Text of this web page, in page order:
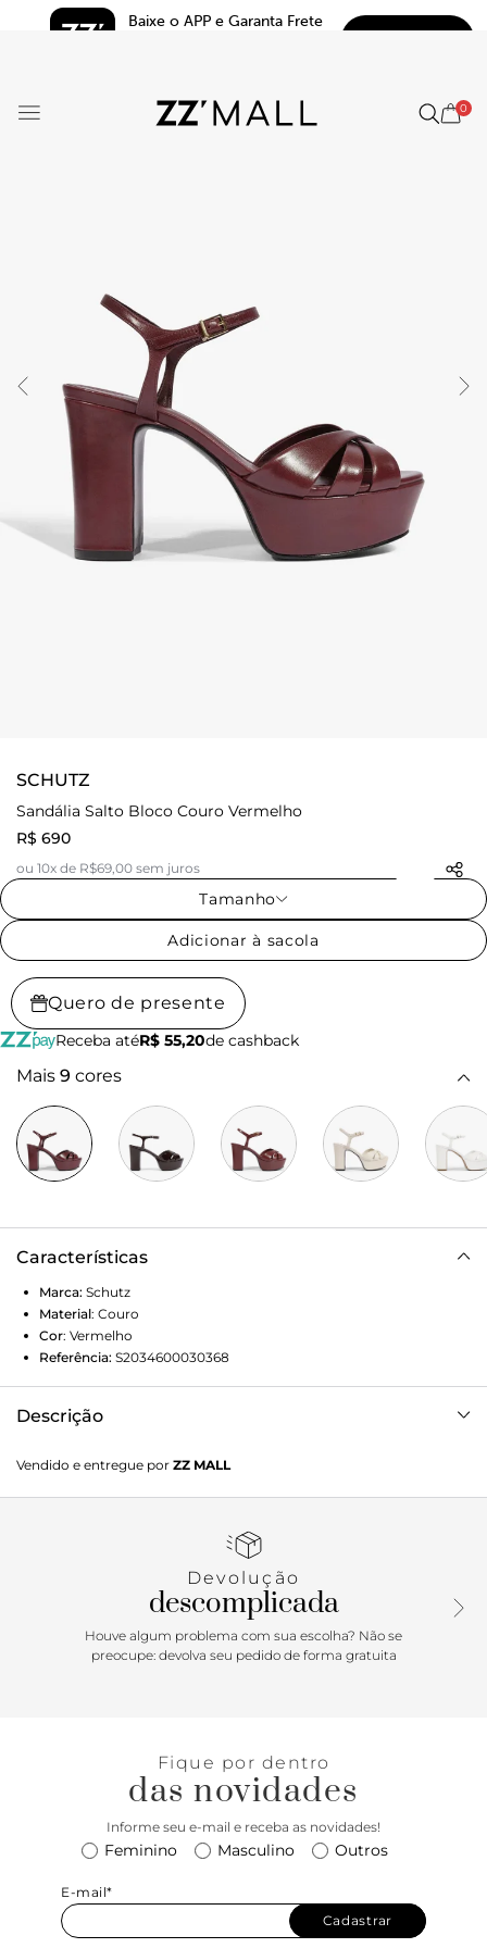
Baixe o APP e Garanta Frete
0
SCHUTZ
Sandália Salto Bloco Couro Vermelho
R$ 690
ou 10x de R$69,00 sem juros
Tamanho
Adicionar à sacola
Quero de presente
Receba atéR$ 55,20de cashback
Mais 9 cores
Características
Marca: Schutz
Material: Couro
Cor: Vermelho
Referência: S2034600030368
Descrição
plataforma em tom vermelho é a definição de sofisticação
audaciosa. Projetada para quem não tem medo de se
conforto que só uma meia pata estruturada pode oferecer.
Vendido e entregue por ZZ MALL
Devolução
descomplicada
Houve algum problema com sua escolha? Não se
preocupe: devolva seu pedido de forma gratuita
Fique por dentro
das novidades
Informe seu e-mail e receba as novidades!
Feminino Masculino Outros
E-mail*
Cadastrar